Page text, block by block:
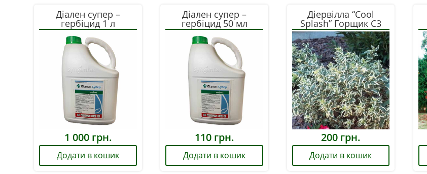
Діален супер –
гербіцид 1 л
(фасований)
1 000грн.
Додати в кошик
Діален супер –
гербіцид 50 мл
(фасований) на 2
сотки
110грн.
Додати в кошик
Діервілла “Cool
Splash” Горщик С3
200грн.
Додати в кошик